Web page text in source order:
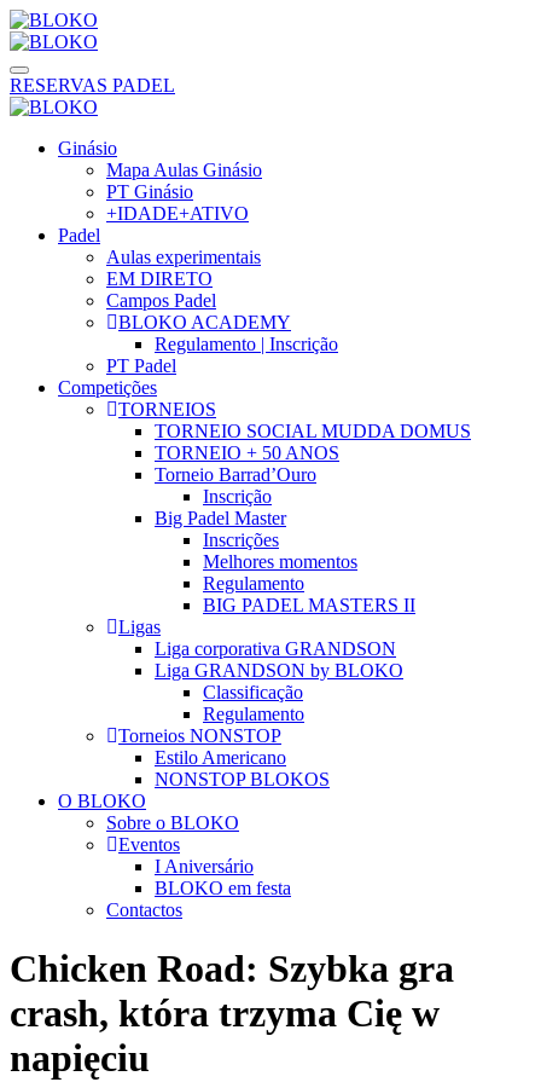
RESERVAS PADEL
Ginásio
Mapa Aulas Ginásio
PT Ginásio
+IDADE+ATIVO
Padel
Aulas experimentais
EM DIRETO
Campos Padel
BLOKO ACADEMY
Regulamento | Inscrição
PT Padel
Competições
TORNEIOS
TORNEIO SOCIAL MUDDA DOMUS
TORNEIO + 50 ANOS
Torneio Barrad’Ouro
Inscrição
Big Padel Master
Inscrições
Melhores momentos
Regulamento
BIG PADEL MASTERS II
Ligas
Liga corporativa GRANDSON
Liga GRANDSON by BLOKO
Classificação
Regulamento
Torneios NONSTOP
Estilo Americano
NONSTOP BLOKOS
O BLOKO
Sobre o BLOKO
Eventos
I Aniversário
BLOKO em festa
Contactos
Chicken Road: Szybka gra
crash, która trzyma Cię w
napięciu